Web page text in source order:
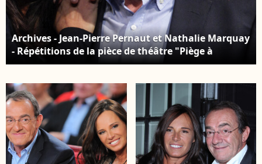
Archives - Jean-Pierre Pernaut et Nathalie Marquay
- Répétitions de la pièce de théâtre "Piège à
Matignon" à Paris. Le 16 février 2012